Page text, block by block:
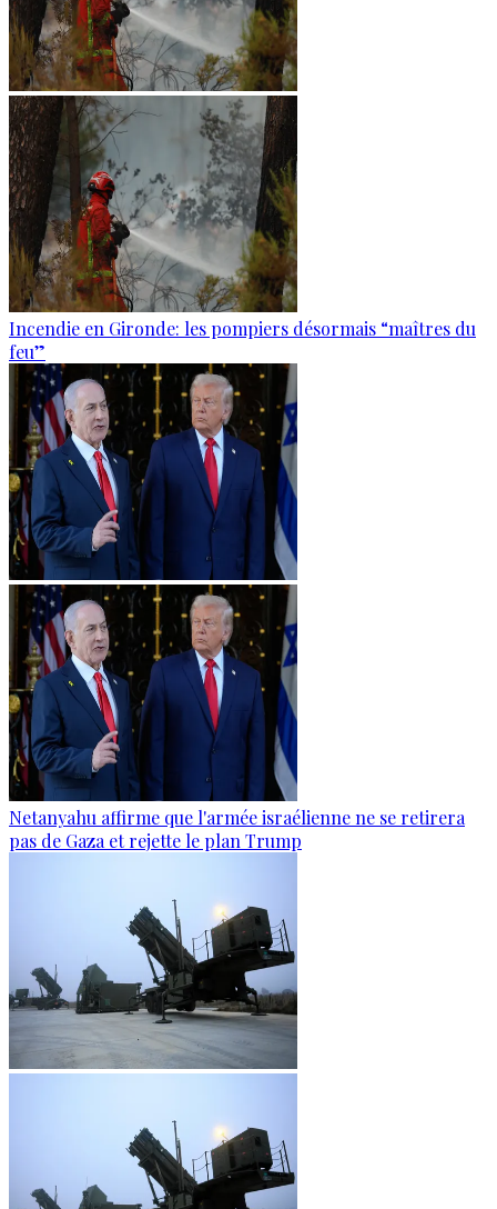
Incendie en Gironde: les pompiers désormais “maîtres du
feu”
Netanyahu affirme que l'armée israélienne ne se retirera
pas de Gaza et rejette le plan Trump